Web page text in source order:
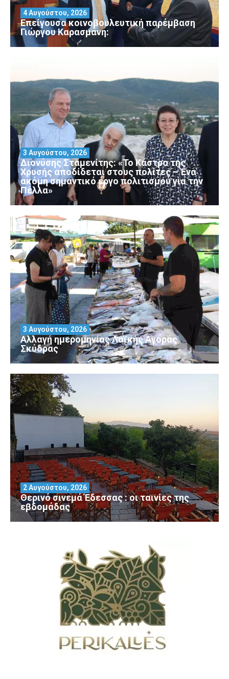
Επείγουσα κοινοβουλευτική παρέμβαση
Γιώργου Καρασμάνη:
4 Αυγούστου, 2026
Διονύσης Σταμενίτης: «Το Κάστρο της
Χρυσής αποδίδεται στους πολίτες – Ένα
ακόμη σημαντικό έργο πολιτισμού για την
Πέλλα»
3 Αυγούστου, 2026
Αλλαγή ημερομηνίας Λαϊκής Αγοράς
Σκύδρας
3 Αυγούστου, 2026
Θερινό σινεμά Έδεσσας : οι ταινίες της
εβδομάδας
2 Αυγούστου, 2026